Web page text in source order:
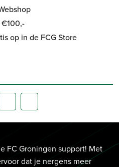
op in de FCG Store
FC Groningen support! Met
dat je nergens meer